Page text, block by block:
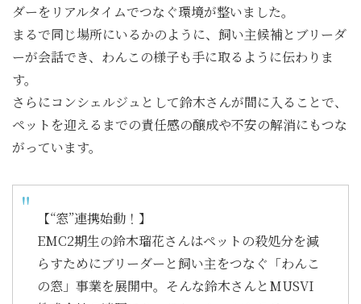
ダーをリアルタイムでつなぐ環境が整いました。
まるで同じ場所にいるかのように、飼い主候補とブリーダ
ーが会話でき、わんこの様子も手に取るように伝わりま
す。
さらにコンシェルジュとして鈴木さんが間に入ることで、
ペットを迎えるまでの責任感の醸成や不安の解消にもつな
がっています。
【“窓”連携始動！】
EMC2期生の鈴木瑠花さんはペットの殺処分を減
らすためにブリーダーと飼い主をつなぐ「わんこ
の窓」事業を展開中。そんな鈴木さんとMUSVI